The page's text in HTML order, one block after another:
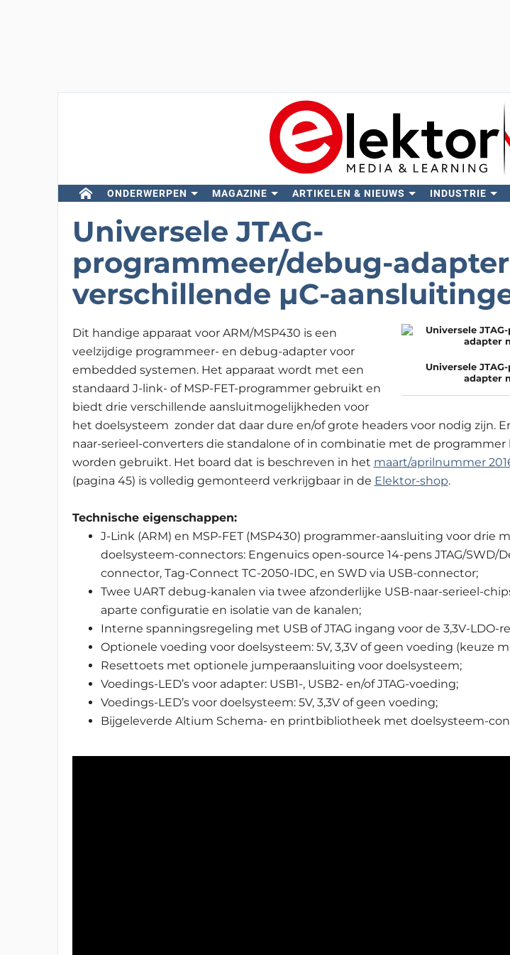
ONDERWERPEN MAGAZINE ARTIKELEN & NIEUWS INDUSTRIE
Universele JTAG-
programmeer/debug-
verschillende µC-
Universele
adapter
Dit handige apparaat voor ARM/MSP430 is een
veelzijdige programmeer- en debug-adapter voor
embedded systemen. Het apparaat wordt met een
standaard J-link- of MSP-FET-programmer gebruikt en
biedt drie verschillende aansluitmogelijkheden voor
het doelsysteem zonder dat daar dure en/of grote headers voor nodig zijn.
naar-serieel-converters die standalone of in combinatie met de
worden gebruikt. Het board dat is beschreven in het maart/aprilnummer
(pagina 45) is volledig gemonteerd verkrijgbaar in de Elektor-shop.
Technische eigenschappen:
J-Link (ARM) en MSP-FET (MSP430) programmer-aansluiting voor drie
doelsysteem-connectors: Engenuics open-source 14-pens JTAG/SWD/
connector, Tag-Connect TC-2050-IDC, en SWD via USB-connector;
Twee UART debug-kanalen via twee afzonderlijke USB-naar-serieel-
aparte configuratie en isolatie van de kanalen;
Interne spanningsregeling met USB of JTAG ingang voor de 3,3V-LDO-
Optionele voeding voor doelsysteem: 5V, 3,3V of geen voeding (keuze
Resettoets met optionele jumperaansluiting voor doelsysteem;
Voedings-LED’s voor adapter: USB1-, USB2- en/of JTAG-voeding;
Voedings-LED’s voor doelsysteem: 5V, 3,3V of geen voeding;
Bijgeleverde Altium Schema- en printbibliotheek met doelsysteem-